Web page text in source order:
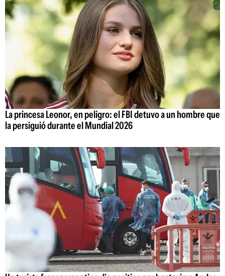
La princesa Leonor, en peligro: el FBI detuvo a un hombre que
la persiguió durante el Mundial 2026